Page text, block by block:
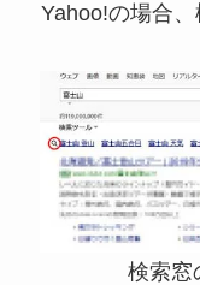
Yahoo!の場合
検索窓